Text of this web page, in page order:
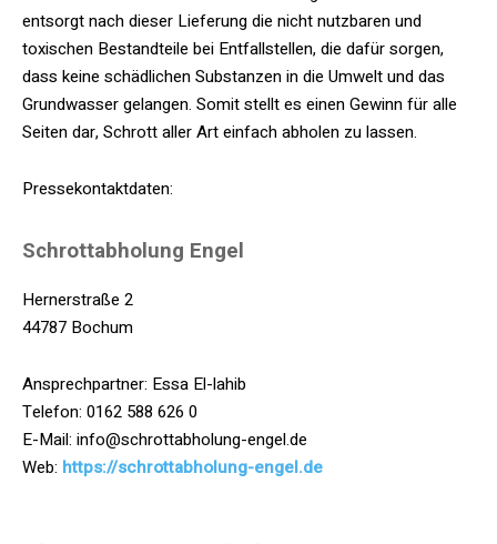
entsorgt nach dieser Lieferung die nicht nutzbaren und
toxischen Bestandteile bei Entfallstellen, die dafür sorgen,
dass keine schädlichen Substanzen in die Umwelt und das
Grundwasser gelangen. Somit stellt es einen Gewinn für alle
Seiten dar, Schrott aller Art einfach abholen zu lassen.
Pressekontaktdaten:
Schrottabholung Engel
Hernerstraße 2
44787 Bochum
Ansprechpartner: Essa El-lahib
Telefon: 0162 588 626 0
E-Mail: info@schrottabholung-engel.de
Web: https://schrottabholung-engel.de